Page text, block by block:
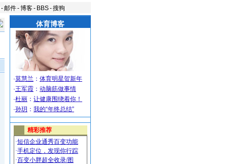
-邮件-博客- BBS-搜狗
体育博客
·莫慧兰 ： 体育明星贺新年
·王军霞 ： 动脑筋做事情
·杜丽 ： 让健康围绕着你！
·孙玥 ： 我的“年终总结”